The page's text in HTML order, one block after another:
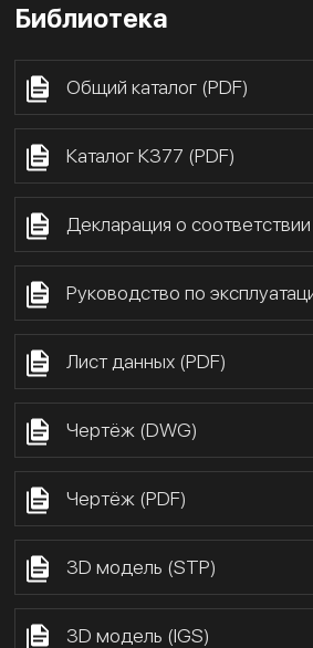
Библиотека
Общий каталог (PDF)
Каталог К377 (PDF)
Декларация о соответствии
Руководство по
Лист данных (PDF)
Чертёж (DWG)
Чертёж (PDF)
3D модель (STP)
3D модель (IGS)